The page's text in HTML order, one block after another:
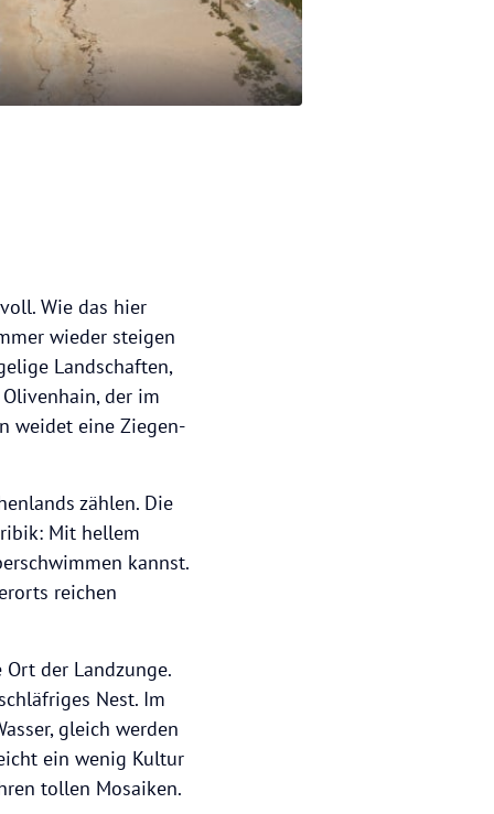
Wie das hier
wieder steigen
Landschaften,
der im
weidet eine Ziegen-
zählen. Die
Mit hellem
kannst.
reichen
der Landzunge.
Nest. Im
gleich werden
ein wenig Kultur
tollen Mosaiken.